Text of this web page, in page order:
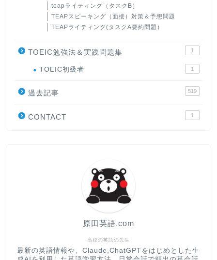
teapライティング（タスクB）
TEAPスピーキング（面接）対策＆予想問題
TEAPライティング(タスクA要約問題）
TOEIC勉強法＆実践問題集 1
TOEIC初級者 1
過去記事 519
CONTACT 1
高校の英語の先生
原田英語.com
最新の英語情報や、Claude,ChatGPTをはじめとした生
大学入試英語対策講座
英語名言・格言・カッコい
い英語＆素敵な英文フレー